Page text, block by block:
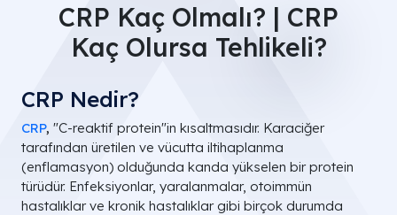
CRP Kaç Olmalı? | CRP
Kaç Olursa Tehlikeli?
CRP Nedir?
CRP, "C-reaktif protein"in kısaltmasıdır. Karaciğer
tarafından üretilen ve vücutta iltihaplanma
(enflamasyon) olduğunda kanda yükselen bir protein
türüdür. Enfeksiyonlar, yaralanmalar, otoimmün
hastalıklar ve kronik hastalıklar gibi birçok durumda